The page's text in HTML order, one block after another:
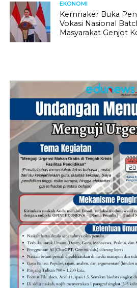
EKONOMI
Kemnaker Buka
Vokasi Nasional
Masyarakat Genjot